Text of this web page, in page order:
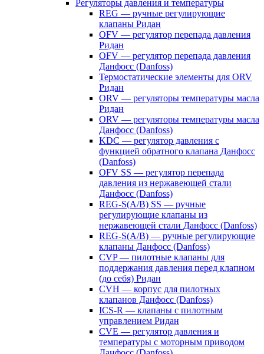
Регуляторы давления и температуры
REG — ручные регулирующие
клапаны Ридан
OFV — регулятор перепада давления
Ридан
OFV — регулятор перепада давления
Данфосс (Danfoss)
Термостатические элементы для ORV
Ридан
ORV — регуляторы температуры масла
Ридан
ORV — регуляторы температуры масла
Данфосс (Danfoss)
KDC — регулятор давления с
функцией обратного клапана Данфосс
(Danfoss)
OFV SS — регулятор перепада
давления из нержавеющей стали
Данфосс (Danfoss)
REG-S(A/B) SS — ручные
регулирующие клапаны из
нержавеющей стали Данфосс (Danfoss)
REG-S(A/B) — ручные регулирующие
клапаны Данфосс (Danfoss)
CVP — пилотные клапаны для
поддержания давления перед клапном
(до себя) Ридан
CVH — корпус для пилотных
клапанов Данфосс (Danfoss)
ICS-R — клапаны с пилотным
управлением Ридан
CVE — регулятор давления и
температуры с моторным приводом